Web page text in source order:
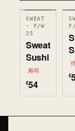
SWEAT
· F/W
25
Sweat
Sushi
寿司
€54
€